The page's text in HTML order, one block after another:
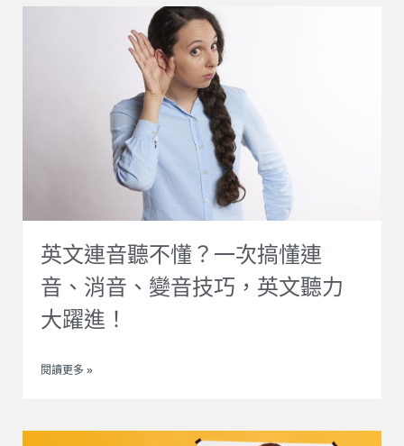
英文連音聽不懂？一次搞懂連
音、消音、變音技巧，英文聽力
大躍進！
閱讀更多 »